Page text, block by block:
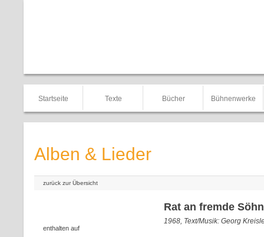
Startseite Texte Bücher Bühnenwerke
Alben & Lieder
zurück zur Übersicht
enthalten auf
Rat an fremde
1968, Text/Musik: Georg